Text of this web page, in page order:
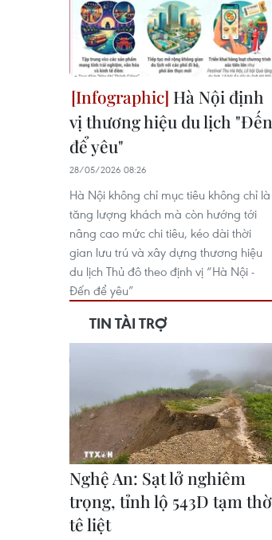
Hà Nội định
vị thương hiệu du lịch "Đến
để yêu"
28/05/2026 08:26
Hà Nội không chỉ mục tiêu không chỉ là
tăng lượng khách mà còn hướng tới
nâng cao mức chi tiêu, kéo dài thời
gian lưu trú và xây dựng thương hiệu
du lịch Thủ đô theo định vị “Hà Nội -
Đến để yêu”